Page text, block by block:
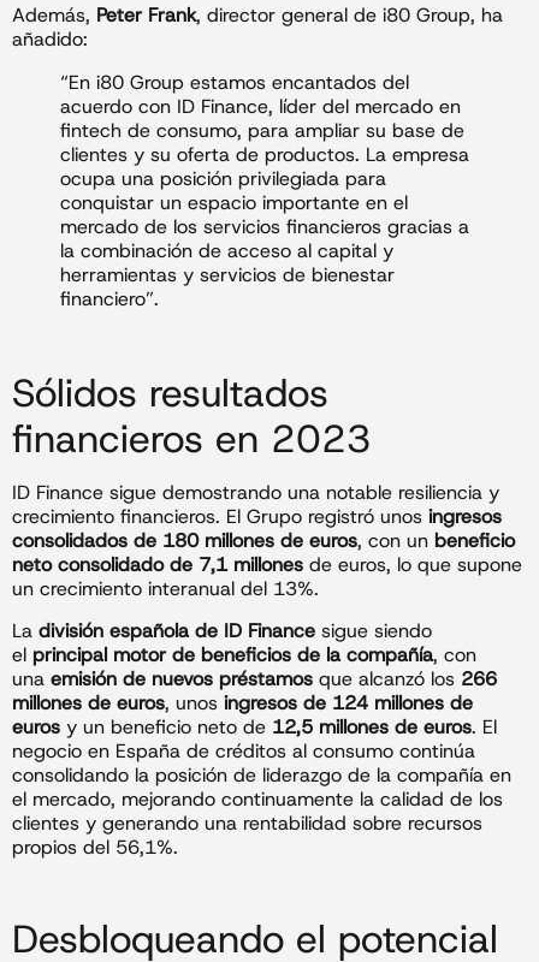
Además, Peter Frank, director general de i80 Group, ha
añadido:
“En i80 Group estamos encantados del
acuerdo con ID Finance, líder del mercado en
fintech de consumo, para ampliar su base de
clientes y su oferta de productos. La empresa
ocupa una posición privilegiada para
conquistar un espacio importante en el
mercado de los servicios financieros gracias a
la combinación de acceso al capital y
herramientas y servicios de bienestar
financiero”.
Sólidos resultados
financieros en 2023
ID Finance sigue demostrando una notable resiliencia y
crecimiento financieros. El Grupo registró unos ingresos
consolidados de 180 millones de euros, con un beneficio
neto consolidado de 7,1 millones de euros, lo que supone
un crecimiento interanual del 13%.
La división española de ID Finance sigue siendo
el principal motor de beneficios de la compañía, con
una emisión de nuevos préstamos que alcanzó los 266
millones de euros, unos ingresos de 124 millones de
euros y un beneficio neto de 12,5 millones de euros. El
negocio en España de créditos al consumo continúa
consolidando la posición de liderazgo de la compañía en
el mercado, mejorando continuamente la calidad de los
clientes y generando una rentabilidad sobre recursos
propios del 56,1%.
Desbloqueando el potencial